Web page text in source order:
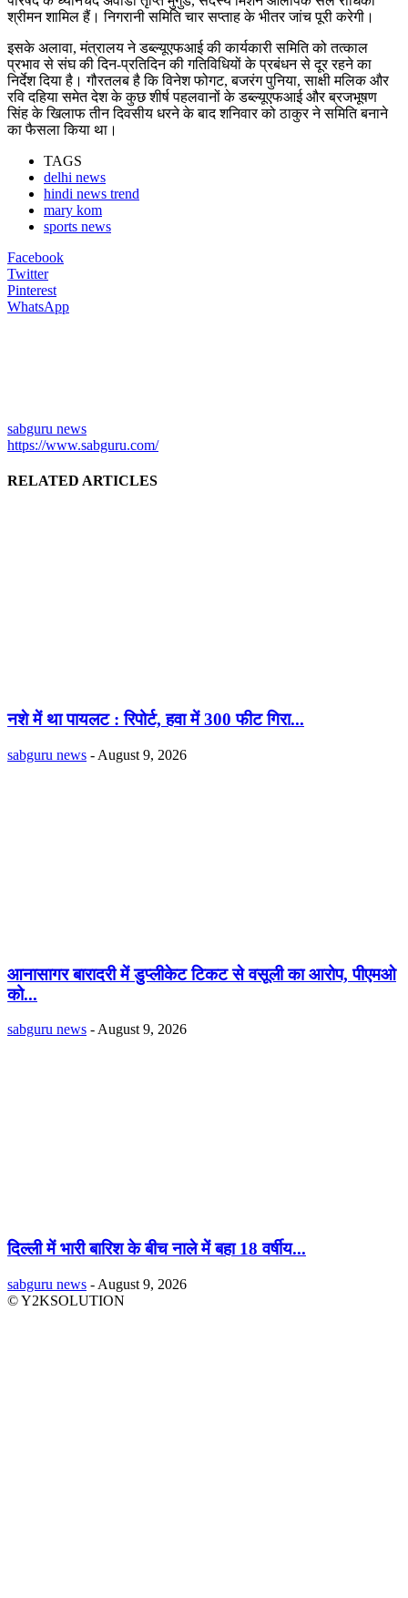
श्रीमन शामिल हैं। निगरानी समिति चार सप्ताह के भीतर जांच पूरी करेगी।
इसके अलावा, मंत्रालय ने डब्ल्यूएफआई की कार्यकारी समिति को तत्काल
प्रभाव से संघ की दिन-प्रतिदिन की गतिविधियों के प्रबंधन से दूर रहने का
निर्देश दिया है। गौरतलब है कि विनेश फोगट, बजरंग पुनिया, साक्षी मलिक और
रवि दहिया समेत देश के कुछ शीर्ष पहलवानों के डब्ल्यूएफआई और ब्रजभूषण
सिंह के खिलाफ तीन दिवसीय धरने के बाद शनिवार को ठाकुर ने समिति बनाने
का फैसला किया था।
TAGS
delhi news
hindi news trend
mary kom
sports news
Facebook
Twitter
Pinterest
WhatsApp
sabguru news
https://www.sabguru.com/
RELATED ARTICLES
नशे में था पायलट : रिपोर्ट, हवा में 300 फीट गिरा...
sabguru news - August 9, 2026
आनासागर बारादरी में डुप्लीकेट टिकट से वसूली का आरोप, पीएमओ
को...
sabguru news - August 9, 2026
दिल्ली में भारी बारिश के बीच नाले में बहा 18 वर्षीय...
sabguru news - August 9, 2026
© Y2KSOLUTION